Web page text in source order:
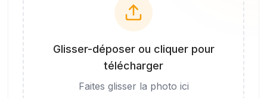
Glisser-déposer ou cliquer pour
télécharger
Faites glisser la photo ici